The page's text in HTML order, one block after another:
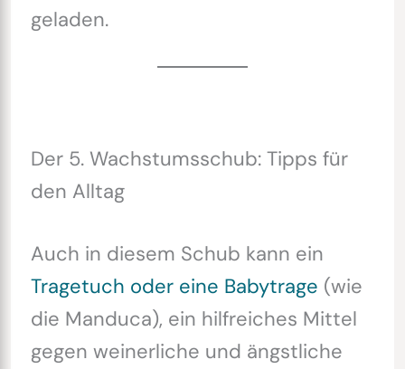
geladen.
Der 5. Wachstumsschub: Tipps für
den Alltag
Auch in diesem Schub kann ein
Tragetuch oder eine Babytrage (wie
die Manduca), ein hilfreiches Mittel
gegen weinerliche und ängstliche